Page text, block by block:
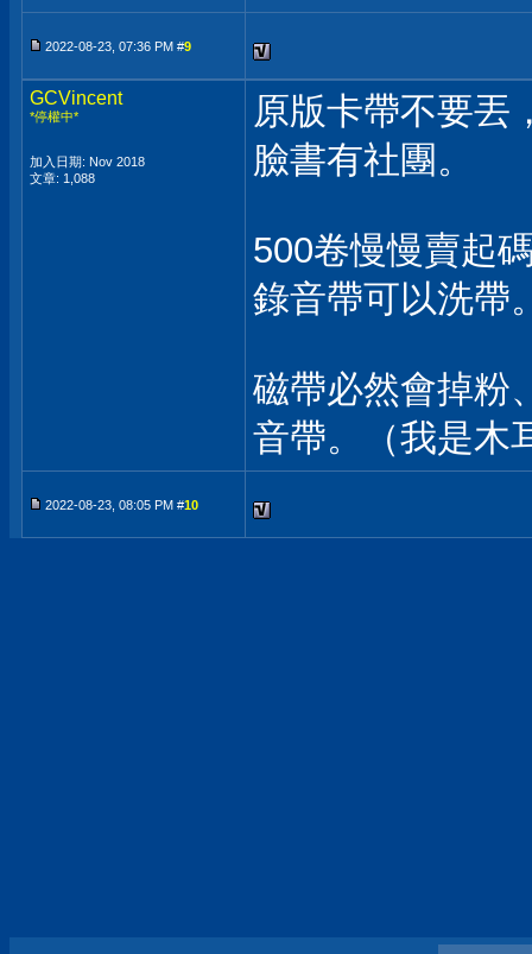
2022-08-23, 07:36 PM #9
GCVincent
*停權中*
加入日期: Nov 2018
文章: 1,088
原版卡帶不要丟
臉書有社團。
500卷慢慢賣起
錄音帶可以洗帶
磁帶必然會掉粉
音帶。（我是木
2022-08-23, 08:05 PM #10